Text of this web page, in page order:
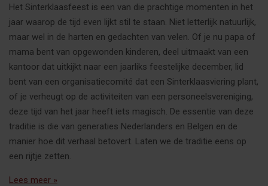
Het Sinterklaasfeest is een van die prachtige momenten in het
jaar waarop de tijd even lijkt stil te staan. Niet letterlijk natuurlijk,
maar wel in de harten en gedachten van velen. Of je nu papa of
mama bent van opgewonden kinderen, deel uitmaakt van een
kantoor dat uitkijkt naar een jaarliks feestelijke december, lid
bent van een organisatiecomité dat een Sinterklaasviering plant,
of je verheugt op de activiteiten van een personeelsvereniging,
deze tijd van het jaar heeft iets magisch. De essentie van deze
traditie is die van generaties Nederlanders en Belgen en de
manier hoe dit verhaal betovert. Laten we de traditie eens op
een rijtje zetten.
Lees meer »